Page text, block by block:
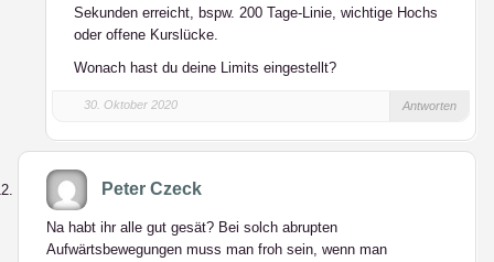
Sekunden erreicht, bspw. 200 Tage-Linie, wichtige Hochs
oder offene Kurslücke.
Wonach hast du deine Limits eingestellt?
30. Oktober 2020 Antworten
Peter Czeck
Na habt ihr alle gut gesät? Bei solch abrupten
Aufwärtsbewegungen muss man froh sein, wenn man